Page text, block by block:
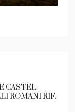
CASTEL
ROMANI RIF.